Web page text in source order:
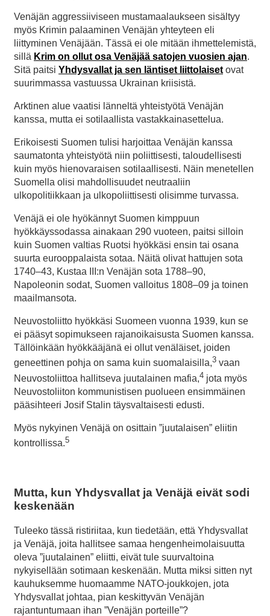
Venäjän aggressiiviseen mustamaalaukseen sisältyy
myös Krimin palaaminen Venäjän yhteyteen eli
liittyminen Venäjään. Tässä ei ole mitään ihmettelemistä,
sillä Krim on ollut osa Venäjää satojen vuosien ajan.
Sitä paitsi Yhdysvallat ja sen läntiset liittolaiset ovat
suurimmassa vastuussa Ukrainan kriisistä.
Arktinen alue vaatisi länneltä yhteistyötä Venäjän
kanssa, mutta ei sotilaallista vastakkainasettelua.
Erikoisesti Suomen tulisi harjoittaa Venäjän kanssa
saumatonta yhteistyötä niin poliittisesti, taloudellisesti
kuin myös hienovaraisen sotilaallisesti. Näin menetellen
Suomella olisi mahdollisuudet neutraaliin
ulkopolitiikkaan ja ulkopoliittisesti olisimme turvassa.
Venäjä ei ole hyökännyt Suomen kimppuun
hyökkäyssodassa ainakaan 290 vuoteen, paitsi silloin
kuin Suomen valtias Ruotsi hyökkäsi ensin tai osana
suurta eurooppalaista sotaa. Näitä olivat hattujen sota
1740–43, Kustaa III:n Venäjän sota 1788–90,
Napoleonin sodat, Suomen valloitus 1808–09 ja toinen
maailmansota.
Neuvostoliitto hyökkäsi Suomeen vuonna 1939, kun se
ei pääsyt sopimukseen rajanoikaisusta Suomen kanssa.
Tällöinkään hyökkääjänä ei ollut venäläiset, joiden
geneettinen pohja on sama kuin suomalaisilla,3 vaan
Neuvostoliittoa hallitseva juutalainen mafia,4 jota myös
Neuvostoliiton kommunistisen puolueen ensimmäinen
pääsihteeri Josif Stalin täysvaltaisesti edusti.
Myös nykyinen Venäjä on osittain ”juutalaisen” eliitin
kontrollissa.5
Mutta, kun Yhdysvallat ja Venäjä eivät sodi
keskenään
Tuleeko tässä ristiriitaa, kun tiedetään, että Yhdysvallat
ja Venäjä, joita hallitsee samaa hengenheimolaisuutta
oleva ”juutalainen” eliitti, eivät tule suurvaltoina
nykyisellään sotimaan keskenään. Mutta miksi sitten nyt
kauhuksemme huomaamme NATO-joukkojen, jota
Yhdysvallat johtaa, pian keskittyvän Venäjän
rajantuntumaan ihan ”Venäjän porteille”?